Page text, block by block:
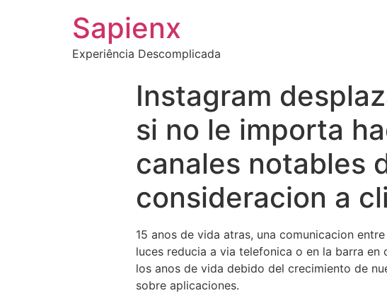
Sapienx
Experiência Descomplicada
Instagram
si no le importa
canales notables
consideracion a
15 anos de vida atras, una comunicacion
luces reducia a via telefonica o en la barra
los anos de vida debido del crecimiento de
sobre aplicaciones.